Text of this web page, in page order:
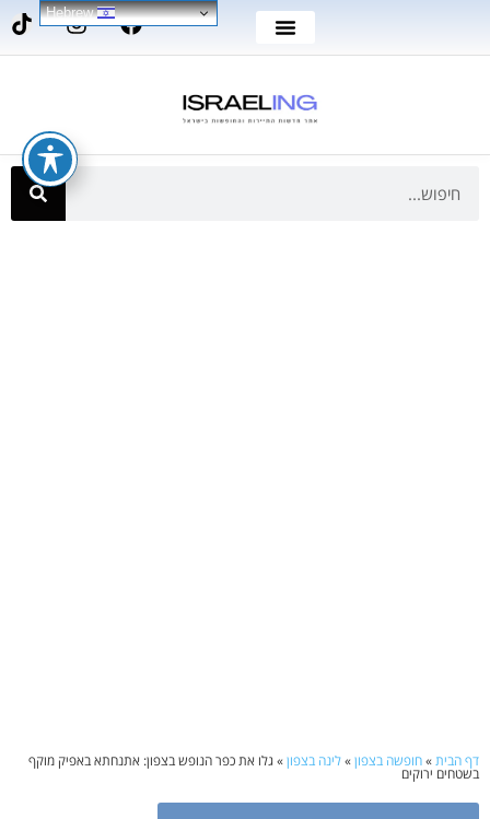
דף הבית»חופשה בצפון»לינה בצפון»גלו את כפר הנופש בצפון: אתנחתא באפיק מוקף
בשטחים ירוקים
Hebrew